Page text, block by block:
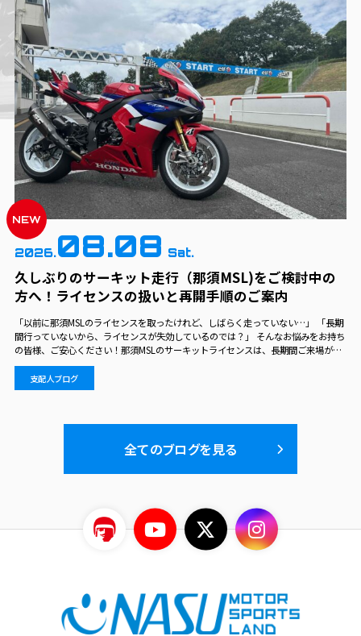
NEW
2026.08.08 Sat.
久しぶりのサーキット走行（那須MSL)をご検討中の
方へ！ライセンスの扱いと再開手順のご案内
「以前に那須MSLのライセンスを取ったけれど、しばらく走っていない…」 「長期
間行っていないから、ライセンスが失効しているのでは？」 そんなお悩みをお持ち
の皆様、ご安心ください！那須MSLのサーキットライセンスは、長期間ご来場がな
くても失効することはありません。 走行を再開される際の受付手順について、会員
区分ごと…
支配人ブログ
全てのブログを見る